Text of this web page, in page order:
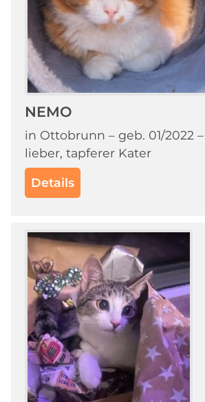
NEMO
in Ottobrunn – geb. 01/2022
lieber, tapferer Kater
Details